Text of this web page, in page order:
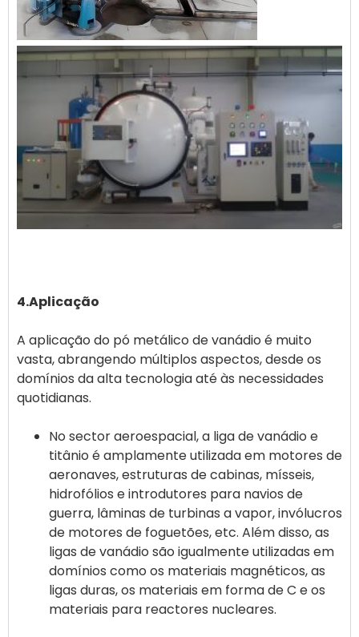
4.Aplicação
A aplicação do pó metálico de vanádio é muito
vasta, abrangendo múltiplos aspectos, desde os
domínios da alta tecnologia até às necessidades
No sector aeroespacial, a liga de vanádio e
titânio é amplamente utilizada em motores de
aeronaves, estruturas de cabinas, mísseis,
hidrofólios e introdutores para navios de
guerra, lâminas de turbinas a vapor, invólucros
de motores de foguetões, etc. Além disso, as
ligas de vanádio são igualmente utilizadas em
domínios como os materiais magnéticos, as
ligas duras, os materiais em forma de C e os
materiais para reactores nucleares.